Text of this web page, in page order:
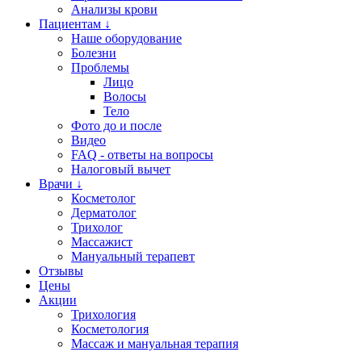
Анализы крови
Пациентам ↓
Наше оборудование
Болезни
Проблемы
Лицо
Волосы
Тело
Фото до и после
Видео
FAQ - ответы на вопросы
Налоговый вычет
Врачи ↓
Косметолог
Дерматолог
Трихолог
Массажист
Мануальный терапевт
Отзывы
Цены
Акции
Трихология
Косметология
Массаж и мануальная терапия